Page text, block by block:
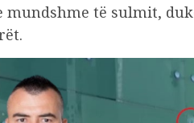
mundshme të sulmit,